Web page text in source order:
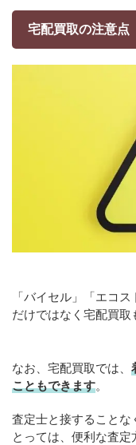
宅配買取の注意点
「バイセル」「エコ
だけではなく宅配買取
なお、宅配買取では、
こともできます。
査定士と接すること
とっては、便利な査定